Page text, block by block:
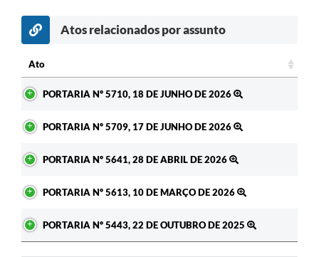
Atos relacionados por assunto
Ato
PORTARIA Nº 5710, 18 DE JUNHO DE 2026
PORTARIA Nº 5709, 17 DE JUNHO DE 2026
PORTARIA Nº 5641, 28 DE ABRIL DE 2026
PORTARIA Nº 5613, 10 DE MARÇO DE 2026
PORTARIA Nº 5443, 22 DE OUTUBRO DE 2025